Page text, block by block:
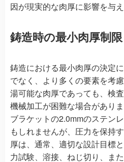
因が現実的な肉厚に影響を与
鋳造時の最小肉厚制限
鋳造における最小肉厚の決定
でなく、より多くの要素を考
湯可能な肉厚であっても、検
機械加工が困難な場合があり
ブラケットの2.0mmのステン
もしれませんが、圧力を保持
厚は、通常、適切な設計目標
力試験、溶接、ねじ切り、ま